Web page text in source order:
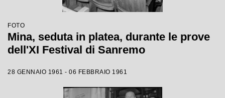
FOTO
Mina, seduta in platea, durante le prove
dell'XI Festival di Sanremo
28 GENNAIO 1961 - 06 FEBBRAIO 1961